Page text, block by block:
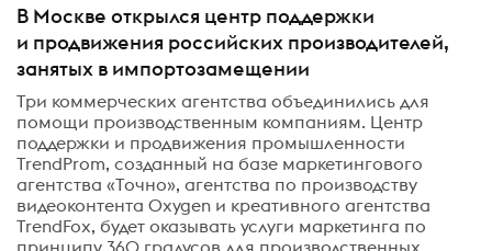
В Москве открылся центр поддержки
и продвижения российских производителей,
занятых в импортозамещении
Три коммерческих агентства объединились для
помощи производственным компаниям. Центр
поддержки и продвижения промышленности
TrendProm, созданный на базе маркетингового
агентства «Точно», агентства по производству
видеоконтента Oxygen и креативного агентства
TrendFox, будет оказывать услуги маркетинга по
принципу 360 градусов для производственных